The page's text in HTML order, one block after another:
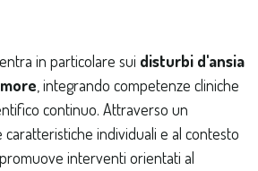
in particolare sui disturbi d'ansia
, integrando competenze cliniche
continuo. Attraverso un
individuali e al contesto
interventi orientati al